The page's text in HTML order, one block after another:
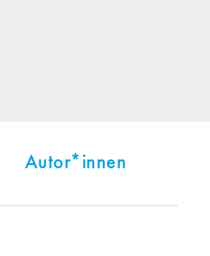
Autor*innen